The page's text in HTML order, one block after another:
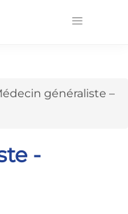
généraliste –
-